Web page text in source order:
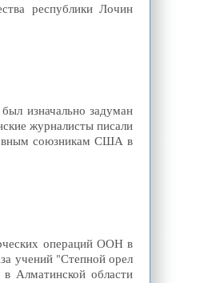
республики Лочин
изначально задуман
журналисты писали
союзникам США в
операций ООН в
учений "Степной орел
Алматинской области